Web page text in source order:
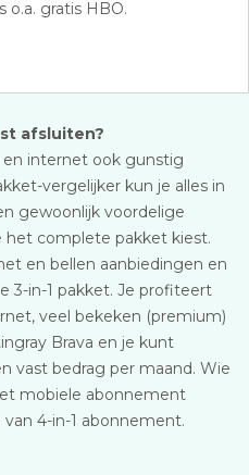
o.a. gratis HBO.
afsluiten?
internet ook gunstig
vergelijker kun je alles in
gewoonlijk voordelige
complete pakket kiest.
en bellen aanbiedingen en
3-in-1 pakket. Je profiteert
veel bekeken (premium)
Brava en je kunt
vast bedrag per maand. Wie
mobiele abonnement
4-in-1 abonnement.